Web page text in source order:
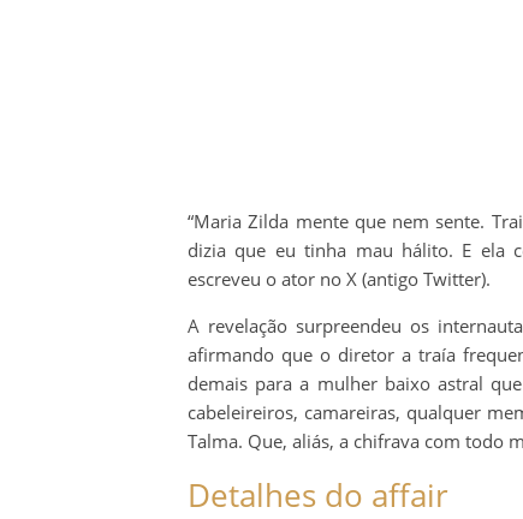
“Maria Zilda mente que nem sente.
dizia que eu tinha mau hálito. E ela
escreveu o ator no X (antigo Twitter).
A revelação surpreendeu os
afirmando que o diretor a traía
demais para a mulher baixo astral
cabeleireiros, camareiras, qualquer
Talma. Que, aliás, a chifrava com todo
Detalhes do affair